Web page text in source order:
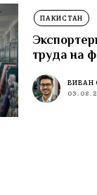
ПАКИСТАН
труда на
ВИВАН